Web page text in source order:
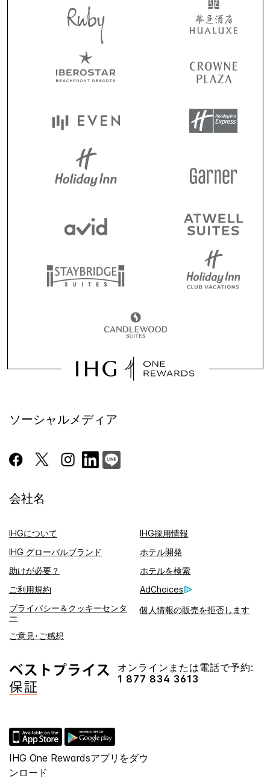
ソーシャルメディア
会社名
IHGについて
IHG採用情報
IHG グローバルブランド
ホテル開発
助けが必要？
ホテルを検索
ご利用規約
AdChoices
プライバシー＆クッキーセンタ
ー
個人情報の販売を拒否します
ご意見･ご感想
オンラインまたは電話で予約:
1 877 834 3613
IHG One Rewardsアプリをダウ
ンロード